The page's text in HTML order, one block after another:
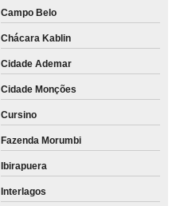
Campo Belo
Chácara Kablin
Cidade Ademar
Cidade Monções
Cursino
Fazenda Morumbi
Ibirapuera
Interlagos